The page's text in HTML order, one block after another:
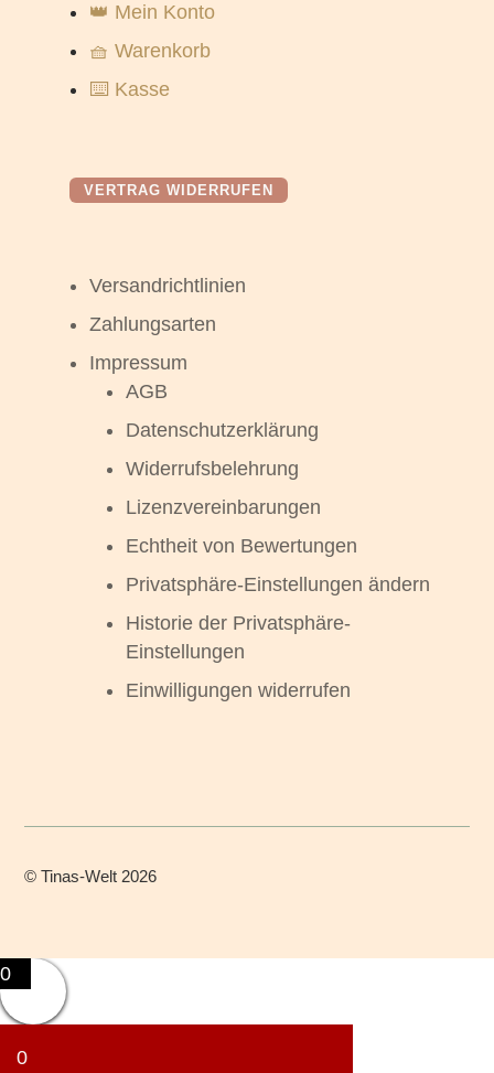
👑 Mein Konto
🧺 Warenkorb
⌨️ Kasse
VERTRAG WIDERRUFEN
Versandrichtlinien
Zahlungsarten
Impressum
AGB
Datenschutzerklärung
Widerrufsbelehrung
Lizenzvereinbarungen
Echtheit von Bewertungen
Privatsphäre-Einstellungen ändern
Historie der Privatsphäre-
Einstellungen
Einwilligungen widerrufen
©Tinas-Welt 2026
0
0